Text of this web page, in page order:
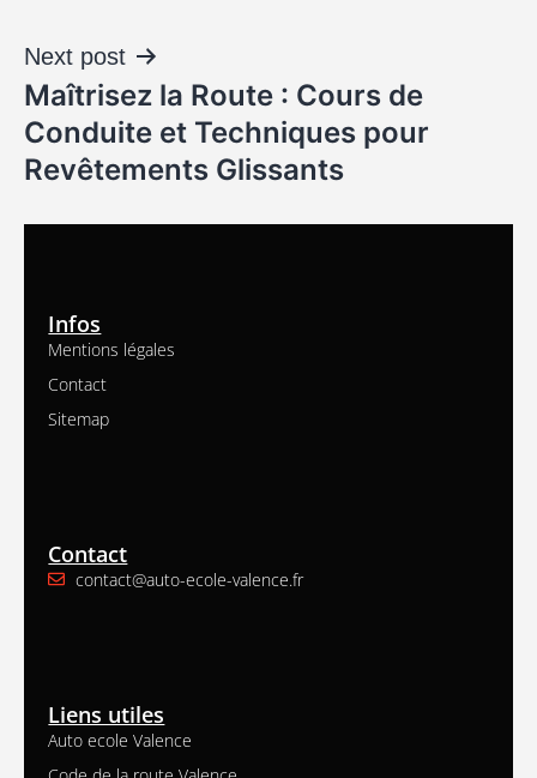
Next post
Maîtrisez la Route : Cours de
Conduite et Techniques pour
Revêtements Glissants
Infos
Mentions légales
Contact
Sitemap
Liens utiles
Auto ecole Valence
Contact
contact@auto-ecole-valence.fr